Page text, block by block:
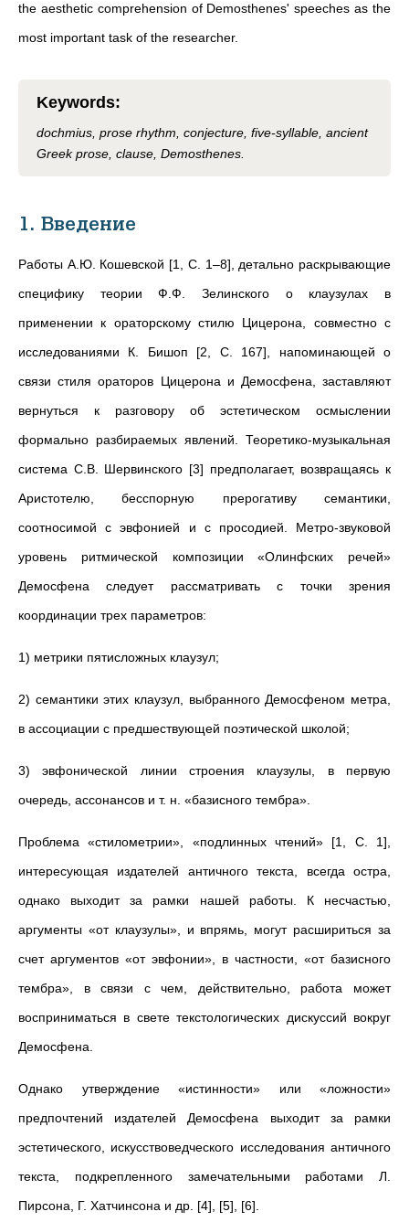
the aesthetic comprehension of Demosthenes' speeches as the
most important task of the researcher.
Keywords:
dochmius, prose rhythm, conjecture, five-syllable, ancient
Greek prose, clause, Demosthenes.
1. Введение
Работы А.Ю. Кошевской [1, С. 1–8], детально раскрывающие
специфику теории Ф.Ф. Зелинского о клаузулах в
применении к ораторскому стилю Цицерона, совместно с
исследованиями К. Бишоп [2, С. 167], напоминающей о
связи стиля ораторов Цицерона и Демосфена, заставляют
вернуться к разговору об эстетическом осмыслении
формально разбираемых явлений. Теоретико-музыкальная
система С.В. Шервинского [3] предполагает, возвращаясь к
Аристотелю, бесспорную прерогативу семантики,
соотносимой с эвфонией и с просодией. Метро-звуковой
уровень ритмической композиции «Олинфских речей»
Демосфена следует рассматривать с точки зрения
координации трех параметров:
1) метрики пятисложных клаузул;
2) семантики этих клаузул, выбранного Демосфеном метра,
в ассоциации с предшествующей поэтической школой;
3) эвфонической линии строения клаузулы, в первую
очередь, ассонансов и т. н. «базисного тембра».
Проблема «стилометрии», «подлинных чтений» [1, C. 1],
интересующая издателей античного текста, всегда остра,
однако выходит за рамки нашей работы. К несчастью,
аргументы «от клаузулы», и впрямь, могут расшириться за
счет аргументов «от эвфонии», в частности, «от базисного
тембра», в связи с чем, действительно, работа может
восприниматься в свете текстологических дискуссий вокруг
Демосфена.
Однако утверждение «истинности» или «ложности»
предпочтений издателей Демосфена выходит за рамки
эстетического, искусствоведческого исследования античного
текста, подкрепленного замечательными работами Л.
Пирсона, Г. Хатчинсона и др. [4], [5], [6].